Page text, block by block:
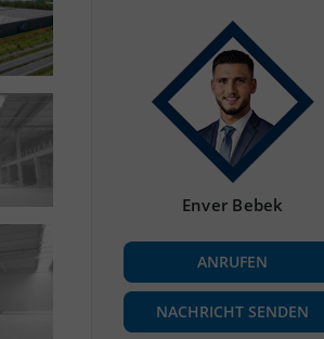
Enver Bebek
ANRUFEN
NACHRICHT SENDEN